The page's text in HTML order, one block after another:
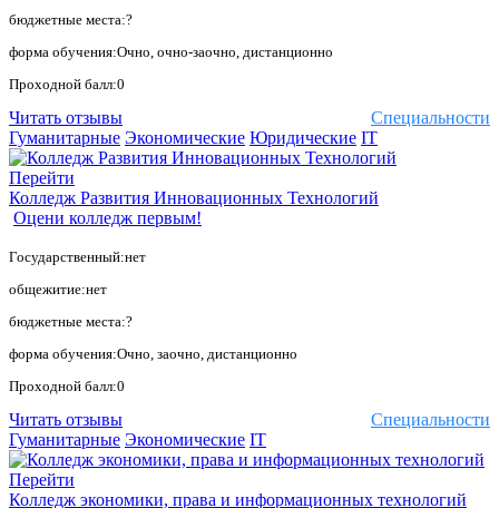
бюджетные места:?
форма обучения:Очно, очно-заочно, дистанционно
Проходной балл:0
Специальности
Читать отзывы
Гуманитарные Экономические Юридические IT
Перейти
Колледж Развития Инновационных Технологий
Оцени колледж первым!
Государственный:нет
общежитие:нет
бюджетные места:?
форма обучения:Очно, заочно, дистанционно
Проходной балл:0
Специальности
Читать отзывы
Гуманитарные Экономические IT
Перейти
Колледж экономики, права и информационных технологий